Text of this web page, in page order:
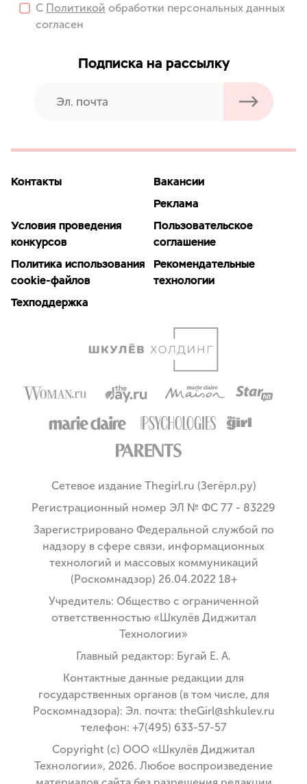
С Политикой обработки персональных данных
согласен
Подписка на рассылку
Контакты
Вакансии
Реклама
Условия проведения
конкурсов
Пользовательское
соглашение
Политика использования
cookie-файлов
Рекомендательные
технологии
Техподдержка
Сетевое издание Thegirl.ru (Зегёрл.ру)
Регистрационный номер ЭЛ № ФС 77 - 83229
Зарегистрировано Федеральной службой по
надзору в сфере связи, информационных
технологий и массовых коммуникаций
(Роскомнадзор) 26.04.2022 18+
Учредитель: Общество с ограниченной
ответственностью «Шкулёв Диджитал
Технологии»
Главный редактор: Бугай Е. А.
Контактные данные редакции для
государственных органов (в том числе, для
Роскомнадзора): Эл. почта: theGirl@shkulev.ru
телефон: +7(495) 633-57-57
Copyright (с) ООО «Шкулёв Диджитал
Технологии», 2026. Любое воспроизведение